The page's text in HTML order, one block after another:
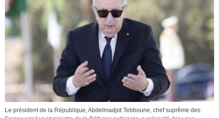
Le président de la République, Abdelmadjid Tebboune, chef suprême des